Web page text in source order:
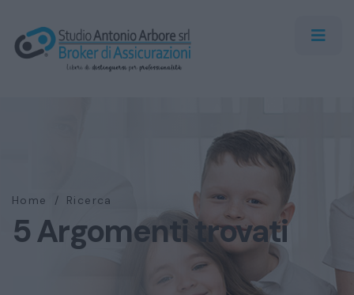
Home / Ricerca
5 Argomenti trovati